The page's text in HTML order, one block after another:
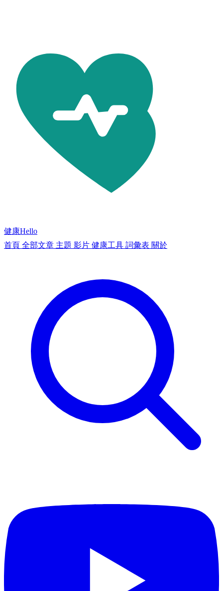
健康Hello
首頁 全部文章 主題 影片 健康工具 詞彙表 關於